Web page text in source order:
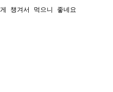
챙겨서 먹으니 좋네요